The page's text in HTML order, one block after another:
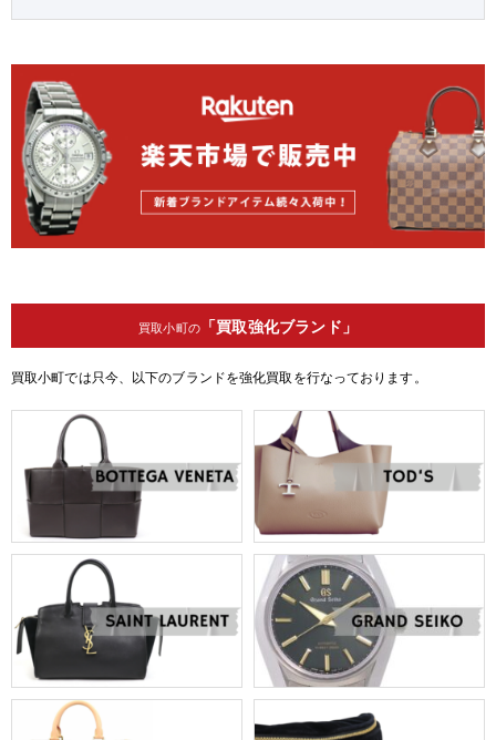
買取小町の「買取強化ブランド」
買取小町では只今、以下のブランドを強化買取を行なっております。